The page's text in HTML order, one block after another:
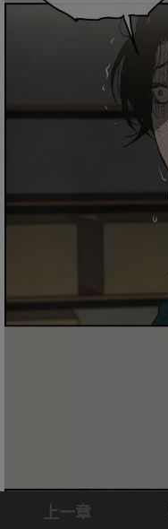
上一章